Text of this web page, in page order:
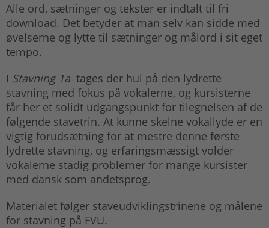
Alle ord, sætninger og tekster er indtalt til fri
download. Det betyder at man selv kan sidde med
øvelserne og lytte til sætninger og målord i sit eget
tempo.
I Stavning 1a tages der hul på den lydrette
stavning med fokus på vokalerne, og kursisterne
får her et solidt udgangspunkt for tilegnelsen af de
følgende stavetrin. At kunne skelne vokallyde er en
vigtig forudsætning for at mestre denne første
lydrette stavning, og erfaringsmæssigt volder
vokalerne stadig problemer for mange kursister
med dansk som andetsprog.
Materialet følger staveudviklingstrinene og målene
for stavning på FVU.